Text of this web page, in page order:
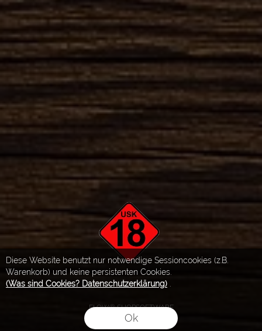
Diese Website benutzt nur notwendige Sessioncookies (z.B.
Warenkorb) und keine persistenten Cookies.
(Was sind Cookies? Datenschutzerklärung)
Ok
FLOW® SHOPSOFTWARE